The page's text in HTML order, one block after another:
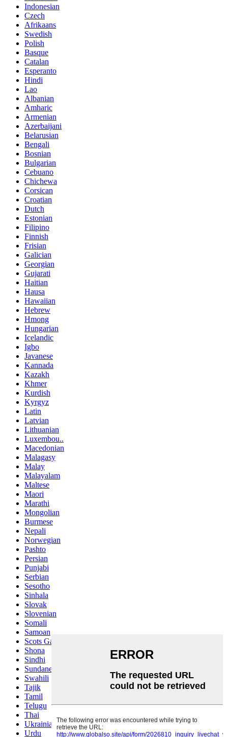
Indonesian
Czech
Afrikaans
Swedish
Polish
Basque
Catalan
Esperanto
Hindi
Lao
Albanian
Amharic
Armenian
Azerbaijani
Belarusian
Bengali
Bosnian
Bulgarian
Cebuano
Chichewa
Corsican
Croatian
Dutch
Estonian
Filipino
Finnish
Frisian
Galician
Georgian
Gujarati
Haitian
Hausa
Hawaiian
Hebrew
Hmong
Hungarian
Icelandic
Igbo
Javanese
Kannada
Kazakh
Khmer
Kurdish
Kyrgyz
Latin
Latvian
Lithuanian
Luxembou..
Macedonian
Malagasy
Malay
Malayalam
Maltese
Maori
Marathi
Mongolian
Burmese
Nepali
Norwegian
Pashto
Persian
Punjabi
Serbian
Sesotho
Sinhala
Slovak
Slovenian
Somali
Samoan
Scots Gaelic
Shona
Sindhi
Sundanese
Swahili
Tajik
Tamil
Telugu
Thai
Ukrainian
Urdu